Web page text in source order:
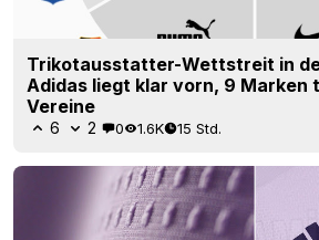
Trikotausstatter-Wettstreit in
Adidas liegt klar vorn, 9 Marken
Vereine
6 2 0 1.6K 15 Std.